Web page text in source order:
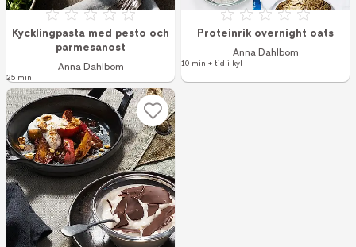
Betyg: 0 av 5
Kycklingpasta med pesto och
parmesanost
Anna Dahlbom
25 min
Betyg: 0 av 5
Proteinrik overnight oats
Anna Dahlbom
10 min + tid i kyl